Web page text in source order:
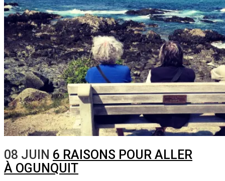
08 JUIN 6 RAISONS POUR ALLER
À OGUNQUIT